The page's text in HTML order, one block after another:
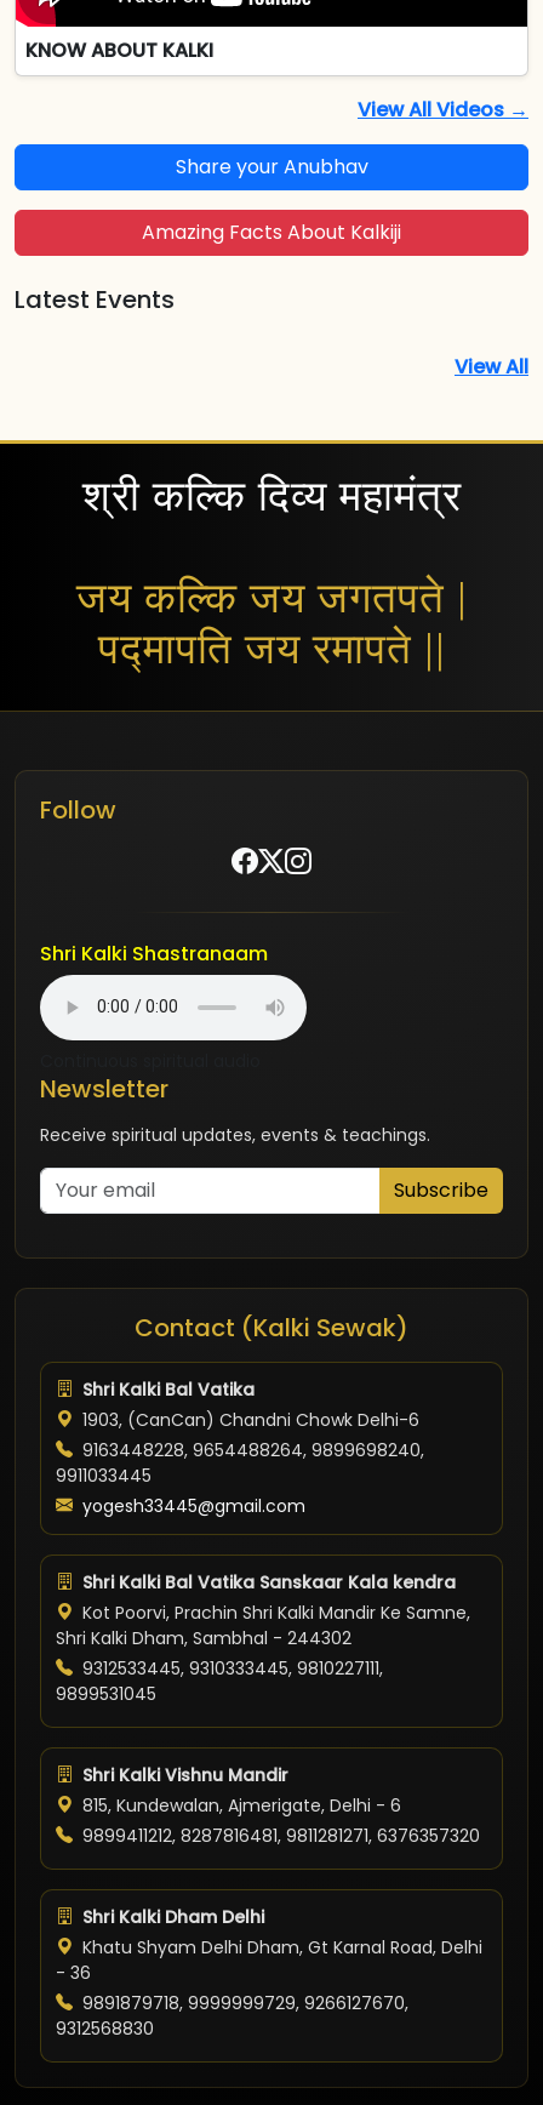
KNOW ABOUT KALKI
View All Videos →
Share your Anubhav
Amazing Facts About Kalkiji
Latest Events
View All
श्री कल्कि दिव्य महामंत्र
जय कल्कि जय जगतपते |
पद्मापति जय रमापते ||
Follow
Shri Kalki Shastranaam
Newsletter
Receive spiritual updates, events & teachings.
Subscribe
Contact (Kalki Sewak)
Shri Kalki Bal Vatika
1903, (CanCan) Chandni Chowk Delhi-6
9163448228, 9654488264, 9899698240,
9911033445
yogesh33445@gmail.com
Shri Kalki Bal Vatika Sanskaar Kala kendra
Kot Poorvi, Prachin Shri Kalki Mandir Ke Samne,
Shri Kalki Dham, Sambhal - 244302
9312533445, 9310333445, 9810227111,
9899531045
Shri Kalki Vishnu Mandir
815, Kundewalan, Ajmerigate, Delhi - 6
9899411212, 8287816481, 9811281271, 6376357320
Shri Kalki Dham Delhi
Khatu Shyam Delhi Dham, Gt Karnal Road, Delhi
- 36
9891879718, 9999999729, 9266127670,
9312568830